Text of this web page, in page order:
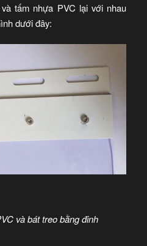
tấm nhựa PVC lại với nhau
dưới đây:
và bát treo bằng đinh